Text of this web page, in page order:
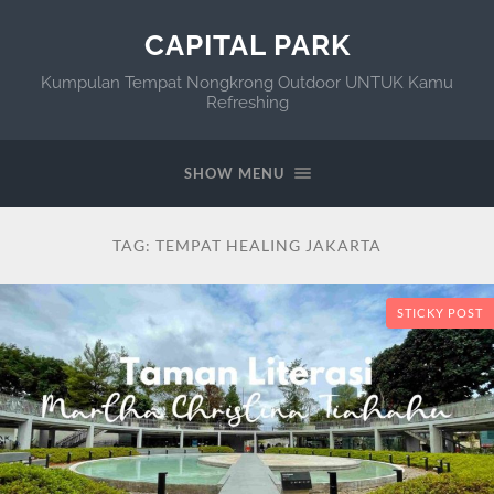
CAPITAL PARK
Kumpulan Tempat Nongkrong Outdoor UNTUK Kamu
Refreshing
SHOW MENU
TAG: TEMPAT HEALING JAKARTA
STICKY POST